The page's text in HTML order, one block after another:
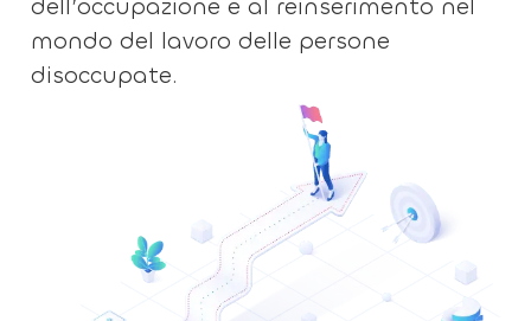
dell’occupazione e al reinserimento nel
mondo del lavoro delle persone
disoccupate.